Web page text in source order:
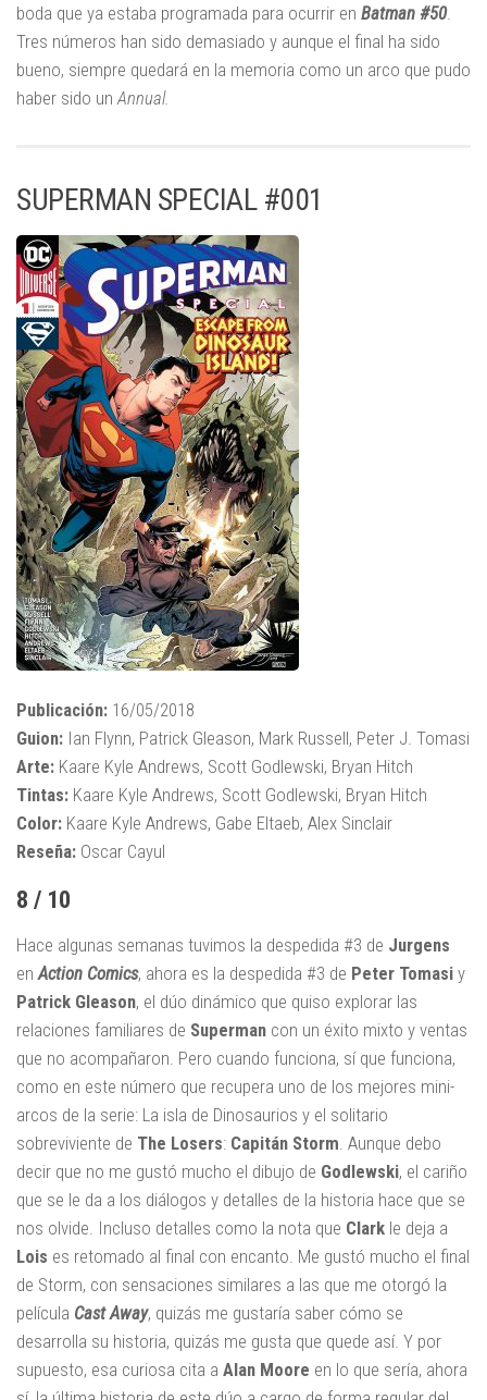
boda que ya estaba programada para ocurrir en Batman #50.
Tres números han sido demasiado y aunque el final ha sido
bueno, siempre quedará en la memoria como un arco que pudo
haber sido un Annual.
SUPERMAN SPECIAL #001
Publicación: 16/05/2018
Guion: Ian Flynn, Patrick Gleason, Mark Russell, Peter J. Tomasi
Arte: Kaare Kyle Andrews, Scott Godlewski, Bryan Hitch
Tintas: Kaare Kyle Andrews, Scott Godlewski, Bryan Hitch
Color: Kaare Kyle Andrews, Gabe Eltaeb, Alex Sinclair
Reseña: Oscar Cayul
8 / 10
Hace algunas semanas tuvimos la despedida #3 de Jurgens
enAction Comics, ahora es la despedida #3 de Peter Tomasi y
Patrick Gleason, el dúo dinámico que quiso explorar las
relaciones familiares de Superman con un éxito mixto y ventas
que no acompañaron. Pero cuando funciona, sí que funciona,
como en este número que recupera uno de los mejores mini-
arcos de la serie: La isla de Dinosaurios y el solitario
sobreviviente de The Losers: Capitán Storm. Aunque debo
decir que no me gustó mucho el dibujo de Godlewski, el cariño
que se le da a los diálogos y detalles de la historia hace que se
nos olvide. Incluso detalles como la nota que Clark le deja a
Lois es retomado al final con encanto. Me gustó mucho el final
de Storm, con sensaciones similares a las que me otorgó la
película Cast Away, quizás me gustaría saber cómo se
desarrolla su historia, quizás me gusta que quede así. Y por
supuesto, esa curiosa cita a Alan Moore en lo que sería, ahora